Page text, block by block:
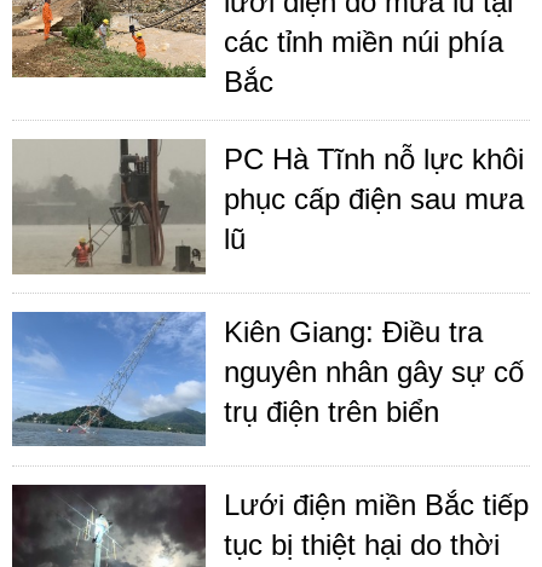
các tỉnh miền núi phía
Bắc
PC Hà Tĩnh nỗ lực khôi
phục cấp điện sau mưa
lũ
Kiên Giang: Điều tra
nguyên nhân gây sự cố
trụ điện trên biển
Lưới điện miền Bắc tiếp
tục bị thiệt hại do thời